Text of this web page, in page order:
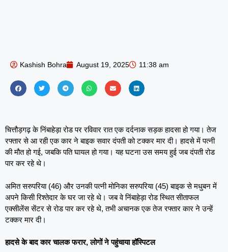
Kashish Bohra August 19, 2025 11:38 am
चित्तौड़गढ़ के निंबाहेड़ा रोड पर रविवार रात एक दर्दनाक सड़क हादसा हो गया। तेज
रफ्तार से आ रही एक कार ने बाइक सवार दंपती को टक्कर मार दी। हादसे में पत्नी
की मौत हो गई, जबकि पति घायल हो गया। यह घटना उस समय हुई जब दंपती रोड
पार कर रहे थे।
अमित सरुपरिया (46) और उनकी पत्नी मोनिका सरुपरिया (45) बाइक से मधुबन में
अपने किसी रिश्तेदार के घर जा रहे थे। जब वे निंबाहेड़ा रोड स्थित सीताफल
एक्सीलेंस सेंटर से रोड पार कर रहे थे, तभी अचानक एक तेज रफ्तार कार ने उन्हें
टक्कर मार दी।
हादसे के बाद कार चालक फरार, लोगों ने पहुंचाया हॉस्पिटल